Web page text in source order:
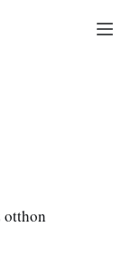
otthon